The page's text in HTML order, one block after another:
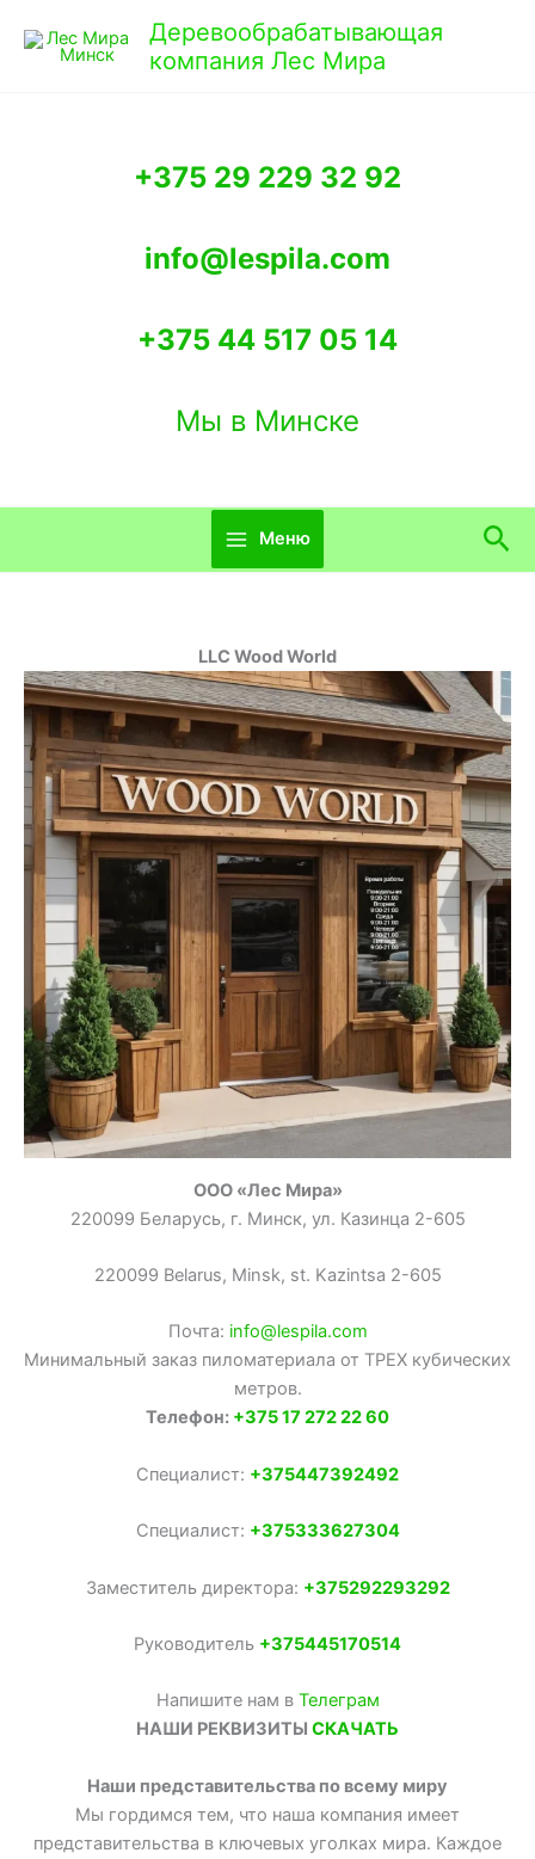
Деревообрабатывающая
компания Лес Мира
+375 29 229 32 92
info@lespila.com
+375 44 517 05 14
Мы в Минске
Меню
LLC Wood World
ООО «Лес Мира»
220099 Беларусь, г. Минск, ул. Казинца 2-605
220099 Belarus, Minsk, st. Kazintsa 2-605
Почта: info@lespila.com
Минимальный заказ пиломатериала от ТРЕХ кубических
метров.
Телефон: +375 17 272 22 60
Специалист: +375447392492
Специалист: +375333627304
Заместитель директора: +375292293292
Руководитель +375445170514
Напишите нам в Телеграм
НАШИ РЕКВИЗИТЫ СКАЧАТЬ
Наши представительства по всему миру
Мы гордимся тем, что наша компания имеет
представительства в ключевых уголках мира. Каждое